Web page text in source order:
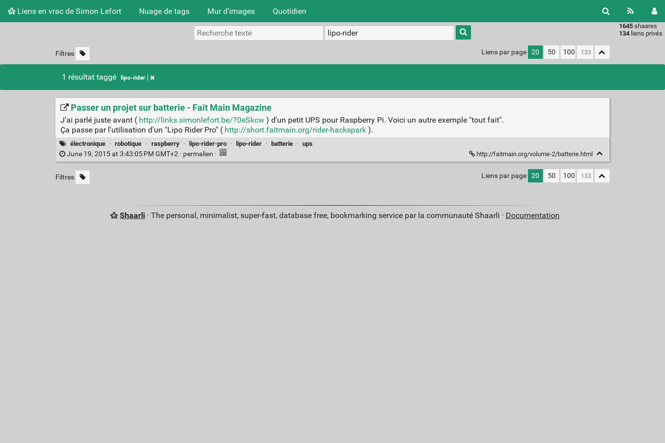
Liens en vrac de Simon Lefort Nuage de tags Mur d'images Quotidien
1645 shaares
134 liens privés
Type 1 or
more
characters
results.
Filtres Liens par page 20 50 100
1 résultat taggé lipo-rider
Passer un projet sur batterie - Fait Main Magazine
J'ai parlé juste avant ( http://links.simonlefort.be/?0eSkcw) d'un petit UPS pour Raspberry Pi. Voici un autre exemple "tout fait".
Ça passe par l'utilisation d'un "Lipo Rider Pro" ( http://short.faitmain.org/rider-hackspark).
électronique · robotique · raspberry · lipo-rider-pro · lipo-rider · batterie · ups
June 19, 2015 at 3:43:05 PM GMT+2 · permalien · http://faitmain.org/volume-2/batterie.html
Filtres Liens par page 20 50 100
Shaarli· The personal, minimalist, super-fast, database free, bookmarking service par la communauté Shaarli · Documentation